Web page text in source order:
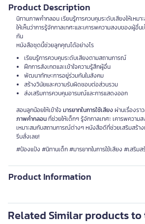
Product Description
นิทานภาพคำกลอน เรียนรู้การควบคุมระดับเสียงให้เหม
ให้เห็นว่าการรู้จักกาลเทศะและเคารพความสงบของผู้อื่น
กัน
หนังสือชุดนี้ช่วยลูกคุณได้อย่างไร
เรียนรู้การควบคุมระดับเสียงตามสถานการณ์
ฝึกการสังเกตและเข้าใจความรู้สึกผู้อื่น
พัฒนาทักษะการอยู่ร่วมกันในสังคม
สร้างวินัยและความรับผิดชอบต่อส่วนรวม
ส่งเสริมการควบคุมอารมณ์และการแสดงออก
สอนลูกน้อยให้เข้าใจมารยาทในการใช้เสียงผ่านเรื่องรา
ภาพคำกลอนที่ช่วยให้เด็กๆ รู้จักกาลเทศะ เคารพความ
เหมาะสมกับสถานการณ์ต่างๆ หนังสือดีที่ช่วยเสริมสร้า
รีบสั่งเลย!
#ป๋องแป๋ง #นิทานเด็ก #มารยาทในการใช้เสียง #เสริม
Product Information
Related Similar products